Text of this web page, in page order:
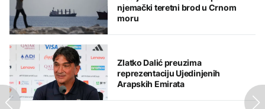
njemački teretni brod u Crnom
moru
Zlatko Dalić preuzima
reprezentaciju Ujedinjenih
Arapskih Emirata